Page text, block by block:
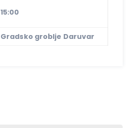
15:00
Gradsko groblje Daruvar